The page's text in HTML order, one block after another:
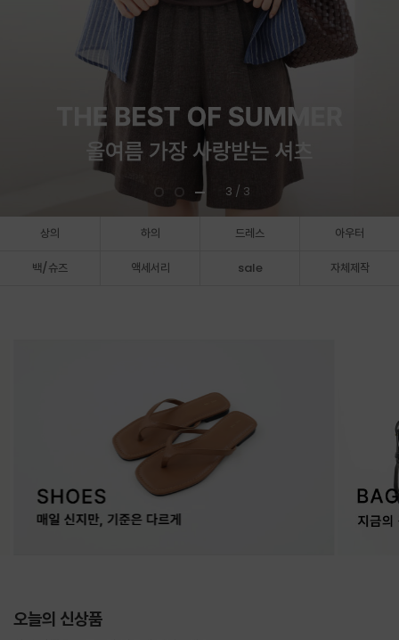
3 / 3
상의 하의 드레스 아우터
백/슈즈 액세서리 sale 자체제작
오늘의 신상품